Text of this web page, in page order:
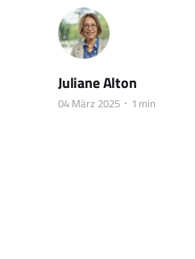
Juliane Alton
04 März 2025 1 min